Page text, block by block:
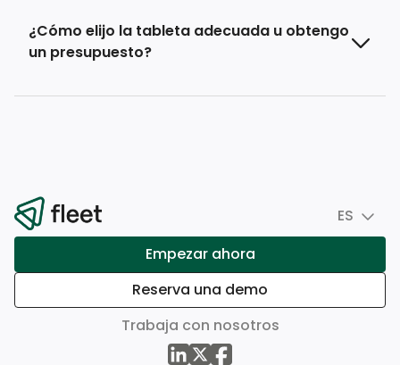
¿Cómo elijo la tableta adecuada u obtengo
un presupuesto?
ES
Empezar ahora
Reserva una demo
Trabaja con nosotros